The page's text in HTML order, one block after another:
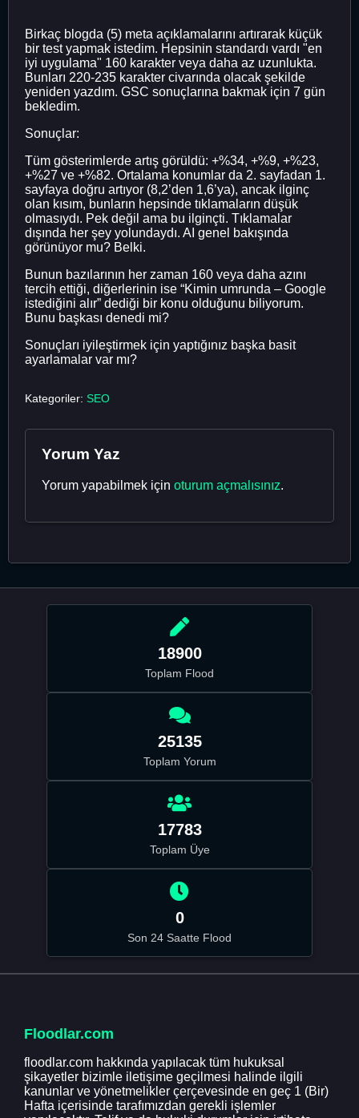
Birkaç blogda (5) meta açıklamalarını artırarak küçük
bir test yapmak istedim. Hepsinin standardı vardı "en
iyi uygulama" 160 karakter veya daha az uzunlukta.
Bunları 220-235 karakter civarında olacak şekilde
yeniden yazdım. GSC sonuçlarına bakmak için 7 gün
bekledim.
Sonuçlar:
Tüm gösterimlerde artış görüldü: +%34, +%9, +%23,
+%27 ve +%82. Ortalama konumlar da 2. sayfadan 1.
sayfaya doğru artıyor (8,2’den 1,6’ya), ancak ilginç
olan kısım, bunların hepsinde tıklamaların düşük
olmasıydı. Pek değil ama bu ilginçti. Tıklamalar
dışında her şey yolundaydı. AI genel bakışında
görünüyor mu? Belki.
Bunun bazılarının her zaman 160 veya daha azını
tercih ettiği, diğerlerinin ise “Kimin umrunda – Google
istediğini alır” dediği bir konu olduğunu biliyorum.
Bunu başkası denedi mi?
Sonuçları iyileştirmek için yaptığınız başka basit
ayarlamalar var mı?
Kategoriler: SEO
Yorum Yaz
Yorum yapabilmek için oturum açmalısınız.
18900
Toplam Flood
25135
Toplam Yorum
17783
Toplam Üye
0
Son 24 Saatte Flood
Floodlar.com
floodlar.com hakkında yapılacak tüm hukuksal
şikayetler bizimle iletişime geçilmesi halinde ilgili
kanunlar ve yönetmelikler çerçevesinde en geç 1 (Bir)
Hafta içerisinde tarafımızdan gerekli işlemler